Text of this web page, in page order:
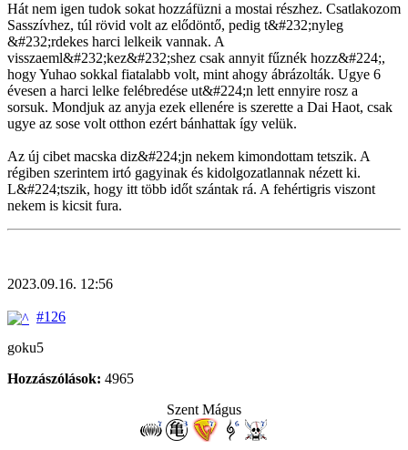
Hát nem igen tudok sokat hozzáfüzni a mostai részhez. Csatlakozom
Sasszívhez, túl rövid volt az elődöntő, pedig t&#232;nyleg
&#232;rdekes harci lelkeik vannak. A
visszaeml&#232;kez&#232;shez csak annyit fűznék hozz&#224;,
hogy Yuhao sokkal fiatalabb volt, mint ahogy ábrázolták. Ugye 6
évesen a harci lelke felébredése ut&#224;n lett ennyire rosz a
sorsuk. Mondjuk az anyja ezek ellenére is szerette a Dai Haot, csak
ugye az sose volt otthon ezért bánhattak így velük.
Az új cibet macska diz&#224;jn nekem kimondottam tetszik. A
régiben szerintem irtó gagyinak és kidolgozatlannak nézett ki.
L&#224;tszik, hogy itt több időt szántak rá. A fehértigris viszont
nekem is kicsit fura.
2023.09.16. 12:56
#126
goku5
Hozzászólások: 4965
Szent Mágus